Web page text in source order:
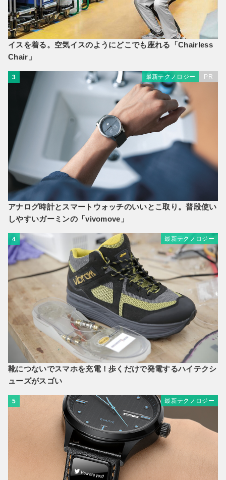
イスを着る。空気イスのようにどこでも座れる「Chairless
Chair」
3 最新テクノロジー PR
アナログ時計とスマートウォッチのいいとこ取り。普段使い
しやすいガーミンの「vivomove」
4 最新テクノロジー
靴につないでスマホを充電！歩くだけで発電するハイテクシ
ューズがスゴい
5 最新テクノロジー